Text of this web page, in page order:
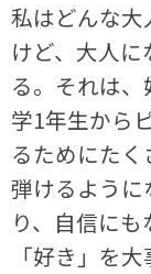
私はどんな
けど、大人
る。それは
学1年生から
るためにたく
弾けるように
り、自信に
「好き」を大